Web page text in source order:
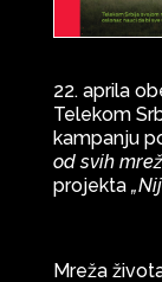
22. aprila
Telekom
kampanju
od svih
projekta
Mreža